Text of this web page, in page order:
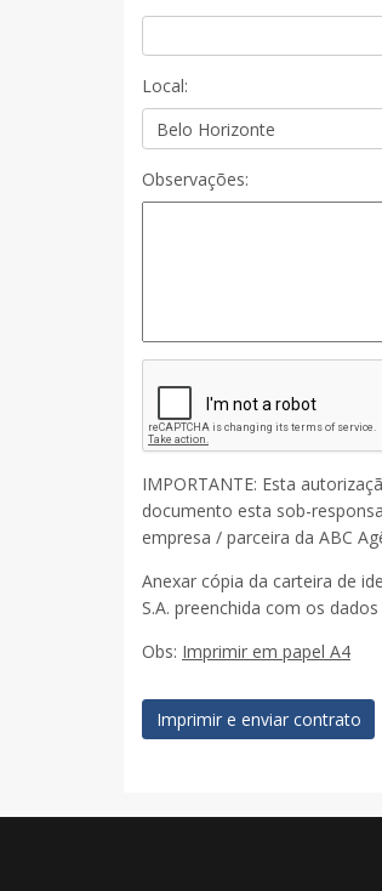
Local:
Observações:
IMPORTANTE: Esta
documento esta sob-
empresa / parceira da ABC
Anexar cópia da carteira de
S.A. preenchida com os
Obs: Imprimir em papel A4
Imprimir e enviar contrato